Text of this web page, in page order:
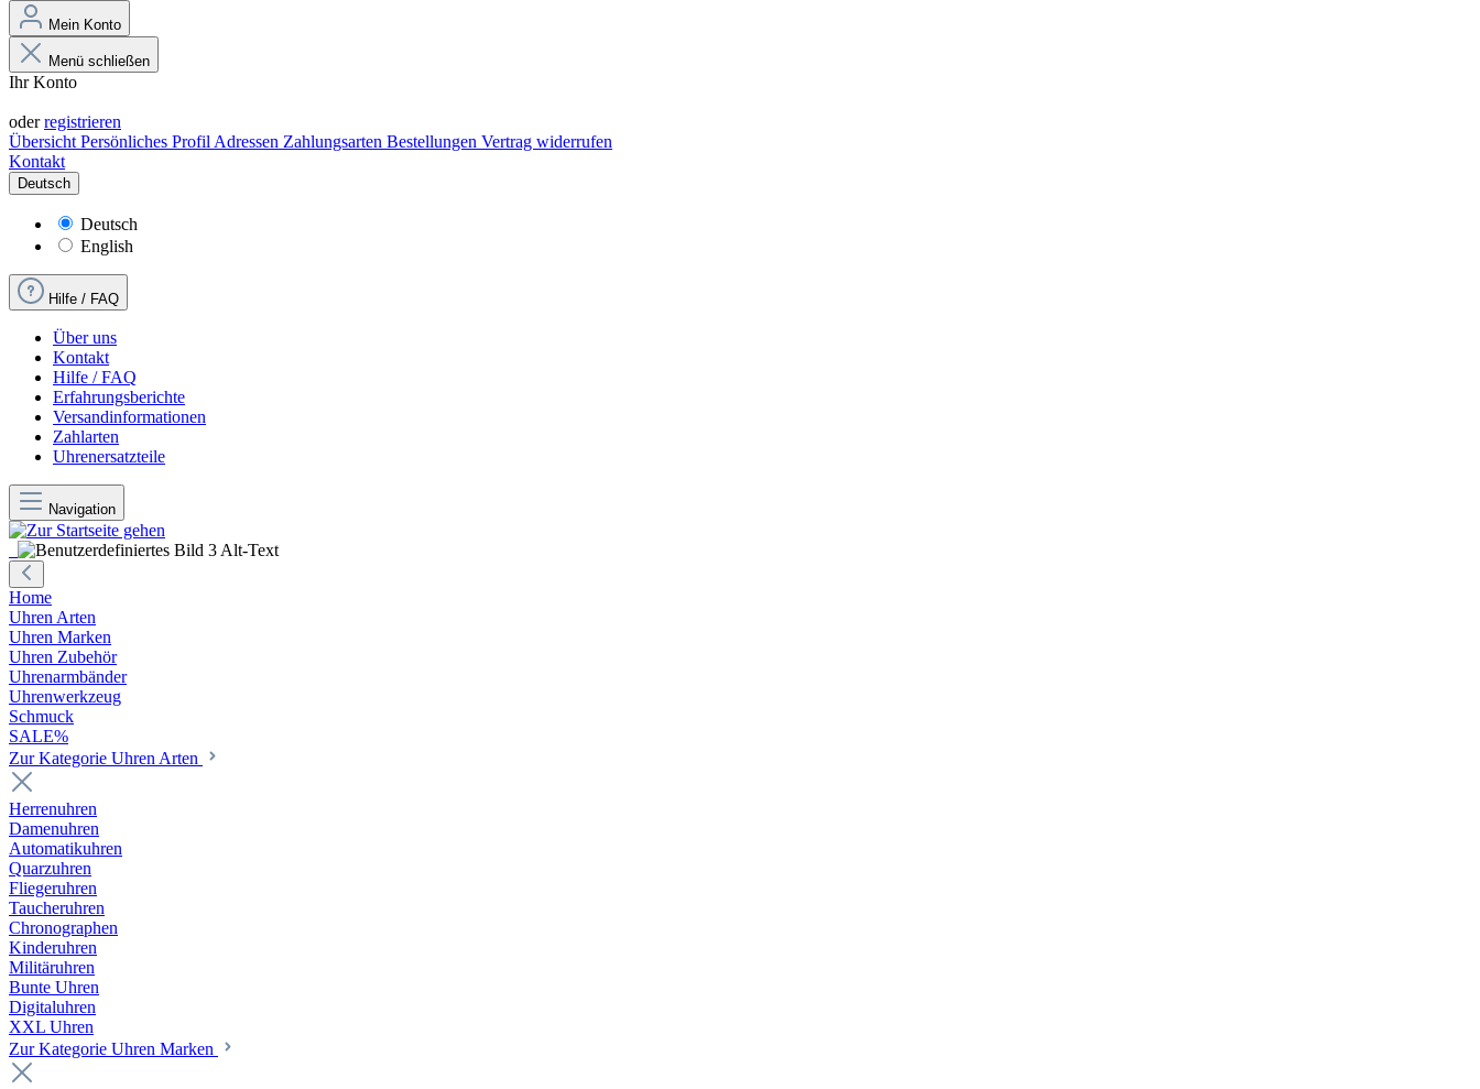
Mein Konto
Menü schließen
Ihr Konto
oderregistrieren
Übersicht Persönliches Profil Adressen Zahlungsarten Bestellungen Vertrag widerrufen
Kontakt
Deutsch
Deutsch
English
Hilfe / FAQ
Über uns
Kontakt
Hilfe / FAQ
Erfahrungsberichte
Versandinformationen
Zahlarten
Uhrenersatzteile
Navigation
Home
Uhren Arten
Uhren Marken
Uhren Zubehör
Uhrenarmbänder
Uhrenwerkzeug
Schmuck
SALE%
Zur Kategorie Uhren Arten
Herrenuhren
Damenuhren
Automatikuhren
Quarzuhren
Fliegeruhren
Taucheruhren
Chronographen
Kinderuhren
Militäruhren
Bunte Uhren
Digitaluhren
XXL Uhren
Zur Kategorie Uhren Marken